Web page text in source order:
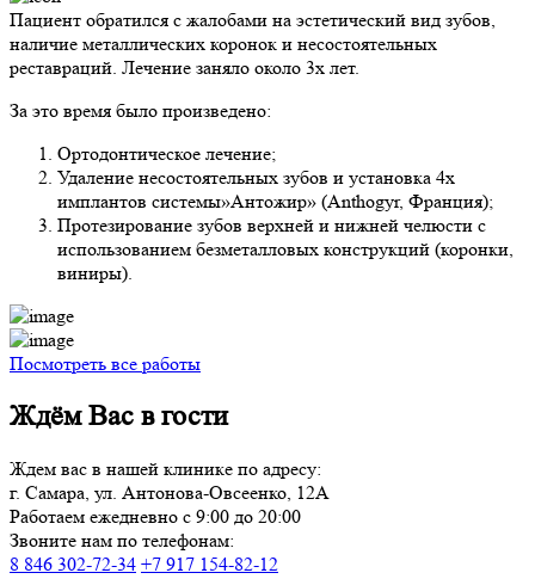
Пациент обратился с жалобами на эстетический вид зубов,
наличие металлических коронок и несостоятельных
реставраций. Лечение заняло около 3х лет.
За это время было произведено:
Ортодонтическое лечение;
Удаление несостоятельных зубов и установка 4х
имплантов системы»Антожир» (Anthogyr, Франция);
Протезирование зубов верхней и нижней челюсти с
использованием безметалловых конструкций (коронки,
виниры).
Посмотреть все работы
Ждём Вас в гости
Ждем вас в нашей клинике по адресу:
г. Самара, ул. Антонова-Овсеенко, 12А
Работаем ежедневно с 9:00 до 20:00
Звоните нам по телефонам:
8 846 302-72-34 +7 917 154-82-12